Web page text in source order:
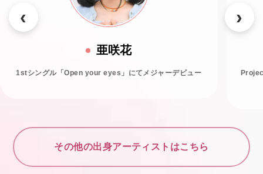
亜咲花
1stシングル「Open your eyes」にてメジャーデビュー
その他の出身アーティストはこちら